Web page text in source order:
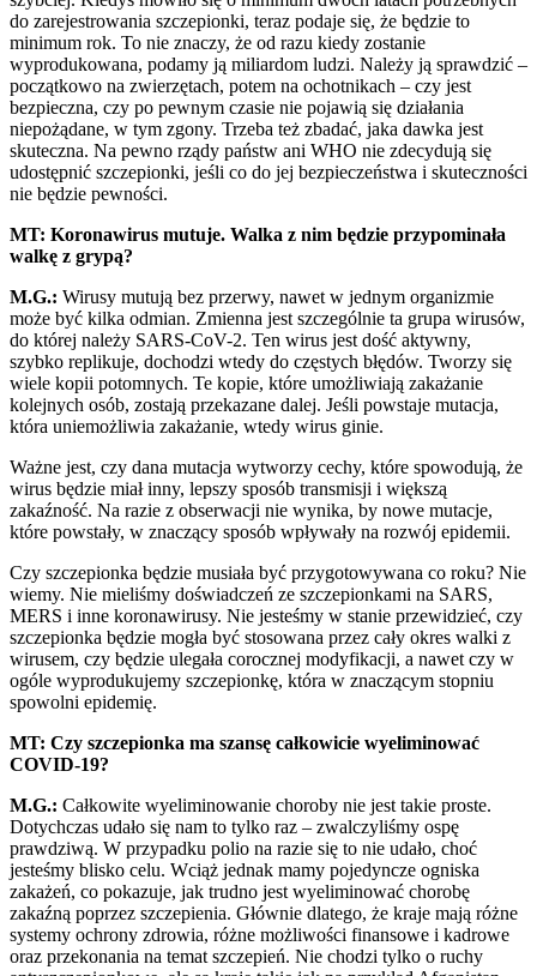
do zarejestrowania szczepionki, teraz podaje się, że będzie to
minimum rok. To nie znaczy, że od razu kiedy zostanie
wyprodukowana, podamy ją miliardom ludzi. Należy ją sprawdzić –
początkowo na zwierzętach, potem na ochotnikach – czy jest
bezpieczna, czy po pewnym czasie nie pojawią się działania
niepożądane, w tym zgony. Trzeba też zbadać, jaka dawka jest
skuteczna. Na pewno rządy państw ani WHO nie zdecydują się
udostępnić szczepionki, jeśli co do jej bezpieczeństwa i skuteczności
nie będzie pewności.
MT: Koronawirus mutuje. Walka z nim będzie przypominała
walkę z grypą?
M.G.: Wirusy mutują bez przerwy, nawet w jednym organizmie
może być kilka odmian. Zmienna jest szczególnie ta grupa wirusów,
do której należy SARS-CoV-2. Ten wirus jest dość aktywny,
szybko replikuje, dochodzi wtedy do częstych błędów. Tworzy się
wiele kopii potomnych. Te kopie, które umożliwiają zakażanie
kolejnych osób, zostają przekazane dalej. Jeśli powstaje mutacja,
która uniemożliwia zakażanie, wtedy wirus ginie.
Ważne jest, czy dana mutacja wytworzy cechy, które spowodują, że
wirus będzie miał inny, lepszy sposób transmisji i większą
zakaźność. Na razie z obserwacji nie wynika, by nowe mutacje,
które powstały, w znaczący sposób wpływały na rozwój epidemii.
Czy szczepionka będzie musiała być przygotowywana co roku? Nie
wiemy. Nie mieliśmy doświadczeń ze szczepionkami na SARS,
MERS i inne koronawirusy. Nie jesteśmy w stanie przewidzieć, czy
szczepionka będzie mogła być stosowana przez cały okres walki z
wirusem, czy będzie ulegała corocznej modyfikacji, a nawet czy w
ogóle wyprodukujemy szczepionkę, która w znaczącym stopniu
spowolni epidemię.
MT: Czy szczepionka ma szansę całkowicie wyeliminować
COVID-19?
M.G.: Całkowite wyeliminowanie choroby nie jest takie proste.
Dotychczas udało się nam to tylko raz – zwalczyliśmy ospę
prawdziwą. W przypadku polio na razie się to nie udało, choć
jesteśmy blisko celu. Wciąż jednak mamy pojedyncze ogniska
zakażeń, co pokazuje, jak trudno jest wyeliminować chorobę
zakaźną poprzez szczepienia. Głównie dlatego, że kraje mają różne
systemy ochrony zdrowia, różne możliwości finansowe i kadrowe
oraz przekonania na temat szczepień. Nie chodzi tylko o ruchy